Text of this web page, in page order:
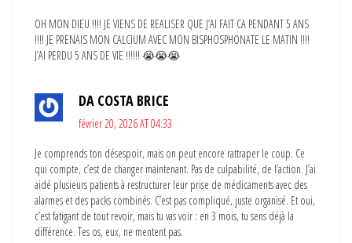
OH MON DIEU !!!! JE VIENS DE REALISER QUE J’AI FAIT CA PENDANT 5 ANS
!!!! JE PRENAIS MON CALCIUM AVEC MON BISPHOSPHONATE LE MATIN !!!!
J’AI PERDU 5 ANS DE VIE !!!!!! 😭😭😭
DA COSTA BRICE
février 20, 2026 AT 04:33
Je comprends ton désespoir, mais on peut encore rattraper le coup. Ce
qui compte, c’est de changer maintenant. Pas de culpabilité, de l’action. J’ai
aidé plusieurs patients à restructurer leur prise de médicaments avec des
alarmes et des packs combinés. C’est pas compliqué, juste organisé. Et oui,
c’est fatigant de tout revoir, mais tu vas voir : en 3 mois, tu sens déjà la
différence. Tes os, eux, ne mentent pas.